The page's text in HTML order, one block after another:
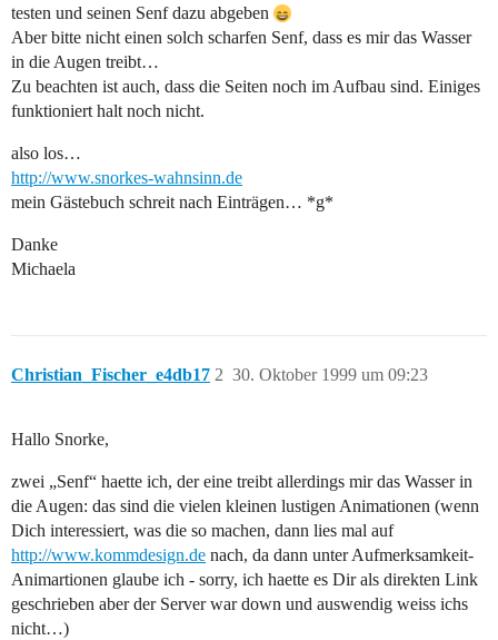
testen und seinen Senf dazu abgeben
Aber bitte nicht einen solch scharfen Senf, dass es mir das Wasser
in die Augen treibt…
Zu beachten ist auch, dass die Seiten noch im Aufbau sind. Einiges
funktioniert halt noch nicht.
also los…
http://www.snorkes-wahnsinn.de
mein Gästebuch schreit nach Einträgen… *g*
Danke
Michaela
Christian_Fischer_e4db17 30. Oktober 1999 um 09:23
2
Hallo Snorke,
zwei „Senf“ haette ich, der eine treibt allerdings mir das Wasser in
die Augen: das sind die vielen kleinen lustigen Animationen (wenn
Dich interessiert, was die so machen, dann lies mal auf
http://www.kommdesign.de nach, da dann unter Aufmerksamkeit-
Animartionen glaube ich - sorry, ich haette es Dir als direkten Link
geschrieben aber der Server war down und auswendig weiss ichs
nicht…)